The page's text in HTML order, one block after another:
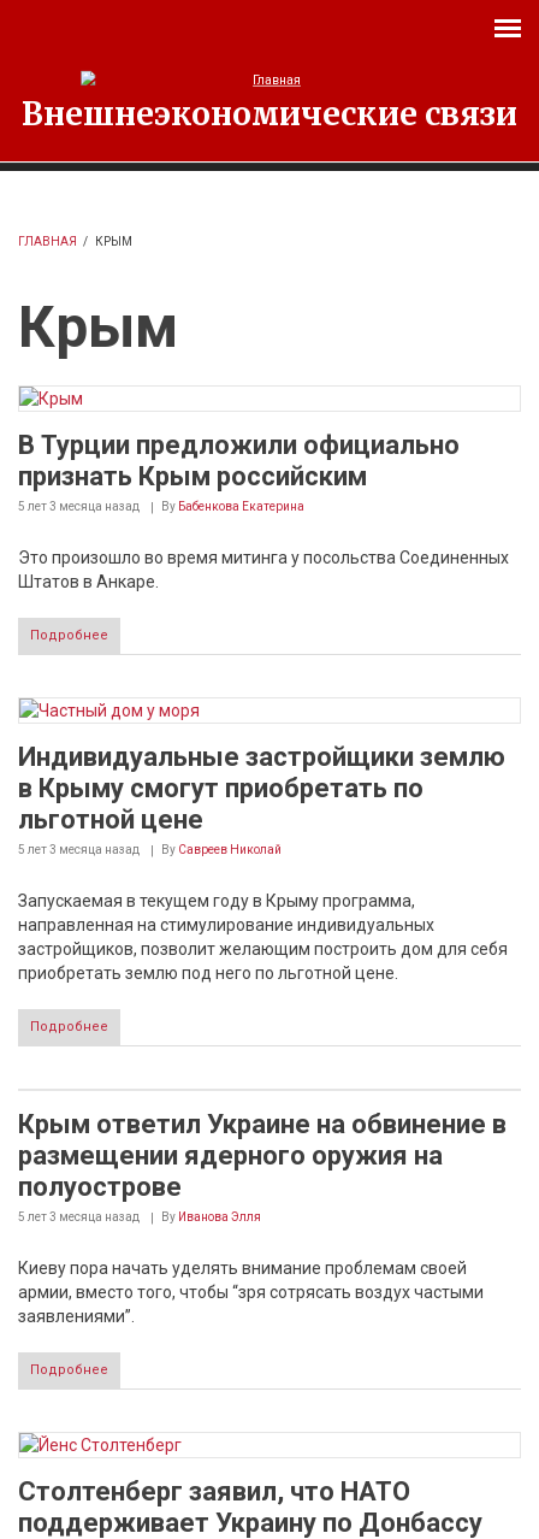
Внешнеэкономические связи
ГЛАВНАЯ / КРЫМ
Крым
В Турции предложили официально
признать Крым российским
5 лет 3 месяца назад By Бабенкова Екатерина
Это произошло во время митинга у посольства Соединенных
Штатов в Анкаре.
Подробнее
Индивидуальные застройщики землю
в Крыму смогут приобретать по
льготной цене
5 лет 3 месяца назад By Савреев Николай
Запускаемая в текущем году в Крыму программа,
направленная на стимулирование индивидуальных
застройщиков, позволит желающим построить дом для себя
приобретать землю под него по льготной цене.
Подробнее
Крым ответил Украине на обвинение в
размещении ядерного оружия на
полуострове
5 лет 3 месяца назад By Иванова Элля
Киеву пора начать уделять внимание проблемам своей
армии, вместо того, чтобы “зря сотрясать воздух частыми
заявлениями”.
Подробнее
Столтенберг заявил, что НАТО
поддерживает Украину по Донбассу